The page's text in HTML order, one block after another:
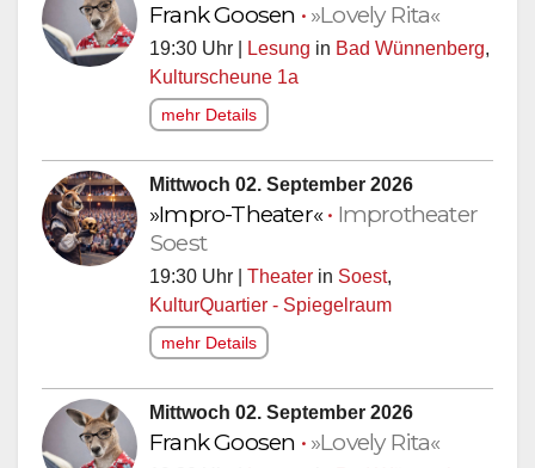
Frank Goosen • »Lovely Rita«
19:30 Uhr | Lesung in Bad Wünnenberg,
Kulturscheune 1a
mehr Details
Mittwoch 02. September 2026
»Impro-Theater«• Improtheater
Soest
19:30 Uhr | Theater in Soest,
KulturQuartier - Spiegelraum
mehr Details
Mittwoch 02. September 2026
Frank Goosen • »Lovely Rita«